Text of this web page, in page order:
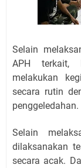
Selain
APH terkait,
melakukan
secara rutin
penggeledahan.
Selain
dilaksanakan
secara acak.